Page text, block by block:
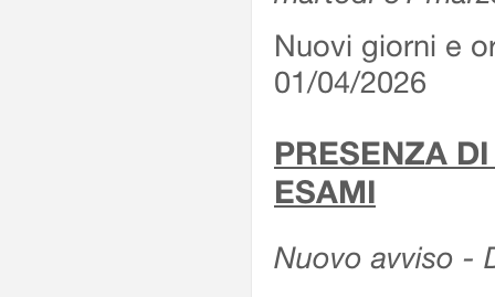
Nuovi giorni e
01/04/2026
PRESENZA
ESAMI
Nuovo avviso -